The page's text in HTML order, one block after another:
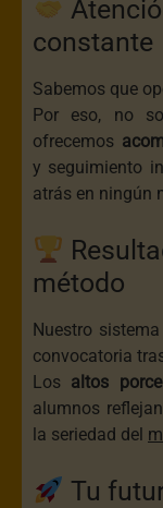
constante
Sabemos que
Por eso, no
ofrecemos
y seguimiento
atrás en ningún
método
Nuestro
convocatoria
Los altos
alumnos
la seriedad del
Tu